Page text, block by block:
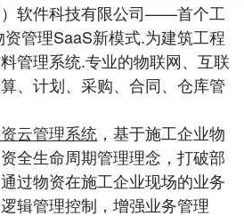
软件科技有限公司——首个工
管理SaaS新模式.为建筑工程
管理系统.专业的物联网、互联
、计划、采购、合同、仓库管
云管理系统 ，基于施工企业物
全生命周期管理理念，打破部
过物资在施工企业现场的业务
辑管理控制，增强业务管理